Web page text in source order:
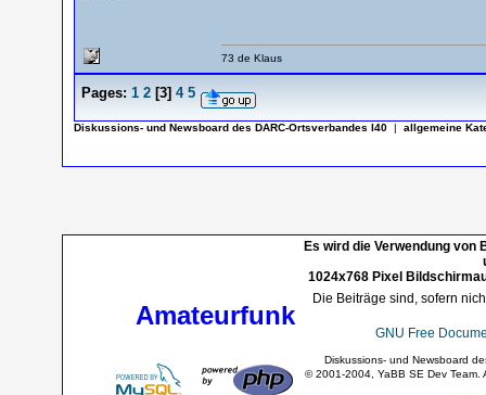
73 de Klaus
Pages: 1 2[3] 4 5
Diskussions- und Newsboard des DARC-Ortsverbandes I40 | allgemeine
Es wird die Verwendung
1024x768 Pixel
Amateurfunk
Die Beiträge sind, sofern
GNU Free
Diskussions- und Newsboard
© 2001-2004, YaBB SE Dev Team.